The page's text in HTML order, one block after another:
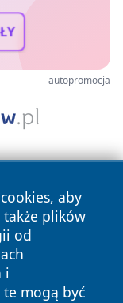
autopromocja
aby
także plików
od
i
te mogą być
prawa